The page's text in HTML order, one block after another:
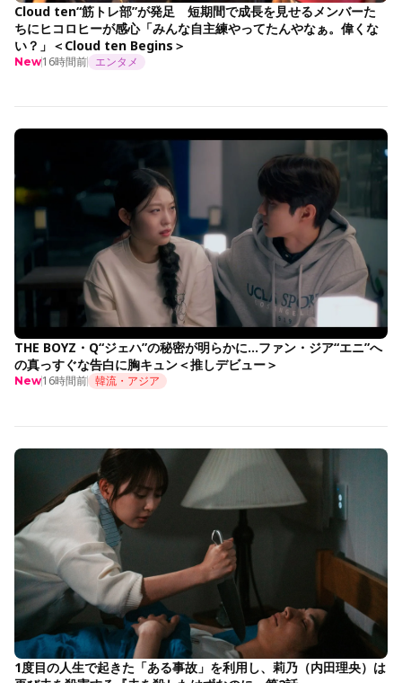
Cloud ten“筋トレ部”が発足 短期間で成長を見せるメンバーた
ちにヒコロヒーが感心「みんな自主練やってたんやなぁ。偉くな
い？」＜Cloud ten Begins＞
New16時間前 エンタメ
THE BOYZ・Q“ジェハ”の秘密が明らかに…ファン・ジア“エニ”へ
の真っすぐな告白に胸キュン＜推しデビュー＞
New16時間前 韓流・アジア
1度目の人生で起きた「ある事故」を利用し、莉乃（内田理央）は